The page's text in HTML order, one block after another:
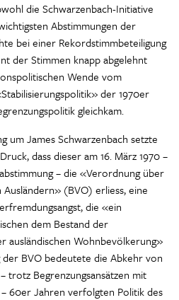
die Schwarzenbach-Initiative
Abstimmungen der
bei einer Rekordstimmbeteiligung
der Stimmen knapp abgelehnt
Wende vom
der 1970er
gleichkam.
um James Schwarzenbach setzte
dass dieser am 16. März 1970 –
– die «Verordnung über
(BVO) erliess, eine
die «ein
dem Bestand der
ausländischen Wohnbevölkerung»
der BVO bedeutete die Abkehr von
trotz Begrenzungsansätzen mit
60er Jahren verfolgten Politik des